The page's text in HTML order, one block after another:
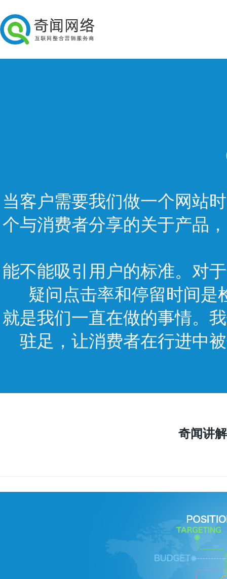
当客户需要我们做一个网站
个与消费者分享的关于产品
能不能吸引用户的标准。对
疑问点击率和停留时间是
就是我们一直在做的事情。
驻足，让消费者在行进中
奇闻讲